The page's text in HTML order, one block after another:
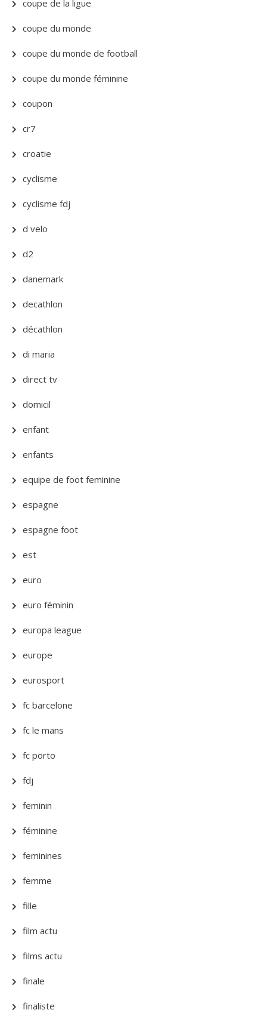
coupe de la ligue
coupe du monde
coupe du monde de football
coupe du monde féminine
coupon
cr7
croatie
cyclisme
cyclisme fdj
d velo
d2
danemark
decathlon
décathlon
di maria
direct tv
domicil
enfant
enfants
equipe de foot feminine
espagne
espagne foot
est
euro
euro féminin
europa league
europe
eurosport
fc barcelone
fc le mans
fc porto
fdj
feminin
féminine
feminines
femme
fille
film actu
films actu
finale
finaliste